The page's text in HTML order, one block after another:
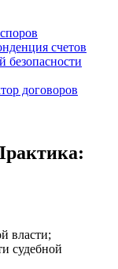
счетов
договоров
власти;
судебной